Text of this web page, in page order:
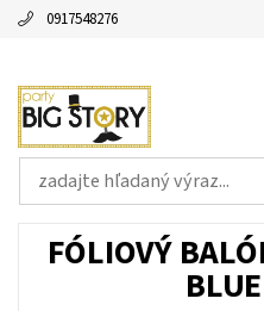
0917548276
FÓLIOVÝ